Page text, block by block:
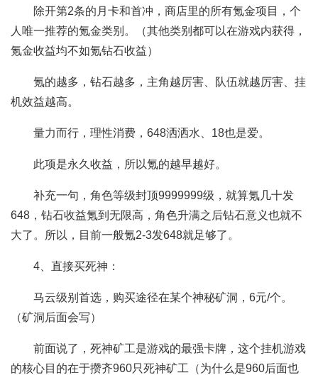
除开第2条的月卡和首冲，商店里的所有氪金项目，个
人唯一推荐的氪金类别。（其他类别都可以在游戏内获得，
氪金收益均不如氪钻石收益）
氪的越多，钻石越多，主角越厉害、队伍就越厉害、挂
机效益越高。
量力而行，理性消费，648洒洒水、18也是爱。
此项是永久收益，所以氪的越早越好。
补充一句，角色等级封顶9999999级，就算氪几十发
648，钻石收益氪到无限高，角色升满之后钻石意义也就不
大了。所以，目前一般氪2-3发648就足够了。
4、直接买死神：
马云级别首选，购买途径在某个神秘矿洞，6元/个。
（矿洞后面会写）
前面说了，死神矿工是游戏的最强卡牌，这个挂机游戏
的核心目的在于攒齐960只死神矿工（为什么是960后面也